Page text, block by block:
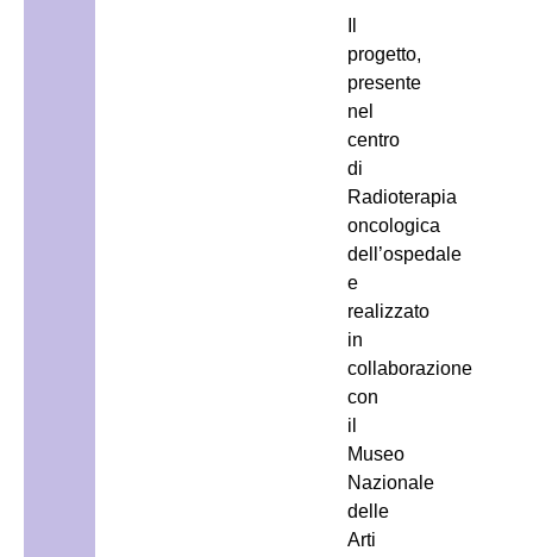
progetto,
presente
nel
centro
di
Radioterapia
oncologica
dell’ospedale
e
realizzato
in
collaborazione
con
il
Museo
Nazionale
delle
Arti